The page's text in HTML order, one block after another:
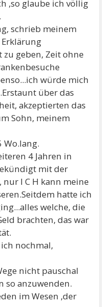
,so glaube ich völlig
schrieb meinem
geben, Zeit ohne
würde mich
über das
akzeptierten das
Sohn, meinem
Wo.lang.
4 Jahren in
mit der
I C H kann meine
hatte ich
welche, die
brachten, das war
nochmal,
nicht pauschal
so anzuwenden.
im Wesen ,der